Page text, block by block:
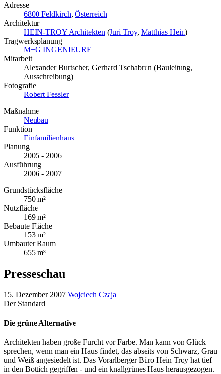
Adresse
6800 Feldkirch, Österreich
Architektur
HEIN-TROY Architekten (Juri Troy, Matthias Hein)
Tragwerksplanung
M+G INGENIEURE
Mitarbeit
Alexander Burtscher, Gerhard Tschabrun (Bauleitung,
Ausschreibung)
Fotografie
Robert Fessler
Maßnahme
Neubau
Funktion
Einfamilienhaus
Planung
2005 - 2006
Ausführung
2006 - 2007
Grundstücksfläche
750 m²
Nutzfläche
169 m²
Bebaute Fläche
153 m²
Umbauter Raum
655 m³
Presseschau
15. Dezember 2007 Wojciech Czaja
Der Standard
Die grüne Alternative
Architekten haben große Furcht vor Farbe. Man kann von Glück
sprechen, wenn man ein Haus findet, das abseits von Schwarz, Grau
und Weiß angesiedelt ist. Das Vorarlberger Büro Hein Troy hat tief
in den Bottich gegriffen - und ein knallgrünes Haus herausgezogen.